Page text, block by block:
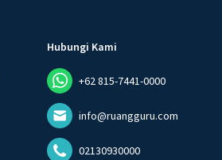
Hubungi Kami
+62 815-7441-0000
info@ruangguru.com
02130930000